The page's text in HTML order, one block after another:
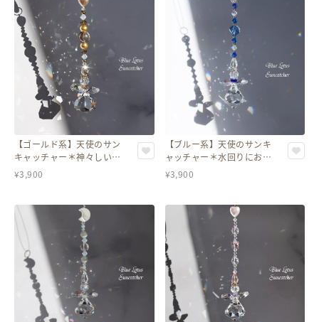
【ゴールド系】天使のサン
キャッチャー＊神々しい輝
き／スワロフスキークリス
タル〈全6色〉
¥3,900
【ブルー系】天使のサンキ
ャッチャー＊水回りにおす
すめ／スワロフスキークリ
スタル〈全6色〉
¥3,900